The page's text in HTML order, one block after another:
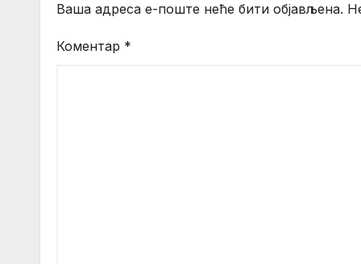
Ваша адреса е-поште неће бити објављена.
Коментар *